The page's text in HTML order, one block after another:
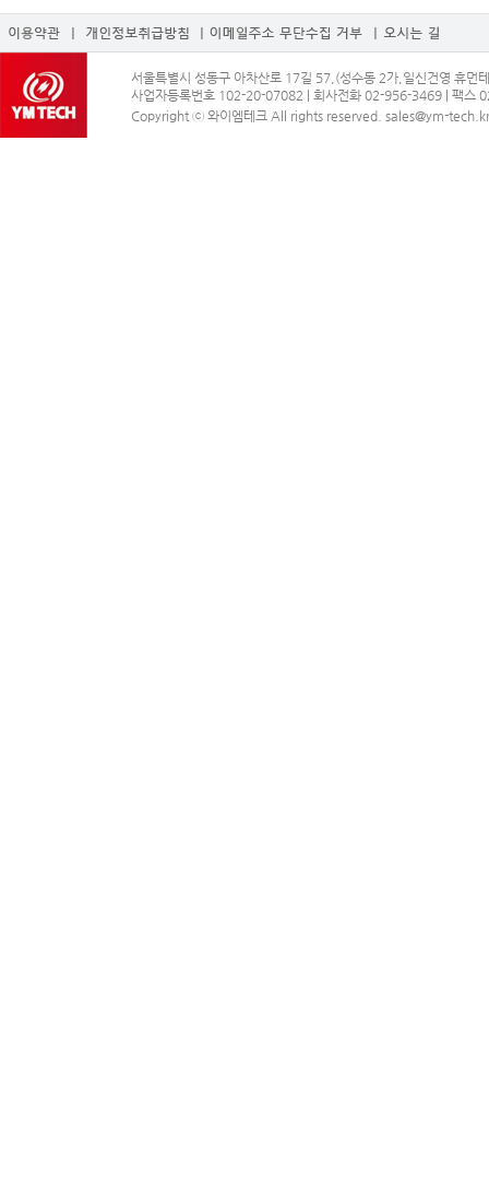
서울특별시 성동구 아차산로 17길 57,(성수동 2가,일신건영 휴먼
사업자등록번호 102-20-07082 | 회사전화 02-956-3469 | 팩스
Copyright ⓒ 와이엠테크 All rights reserved. sales@ym-tech.kr